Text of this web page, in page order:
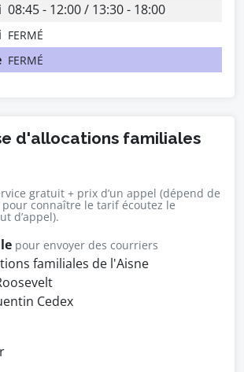
08:45 - 12:00 / 13:30 - 18:00
FERMÉ
FERMÉ
d'allocations familiales
gratuit + prix d’un appel (dépend de
connaître le tarif écoutez le
d’appel).
pour envoyer des courriers
familiales de l'Aisne
Cedex